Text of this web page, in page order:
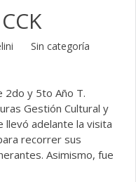
Sin categoría
2do y 5to Año T.
Gestión Cultural y
llevó adelante la visita
recorrer sus
Asimismo, fue